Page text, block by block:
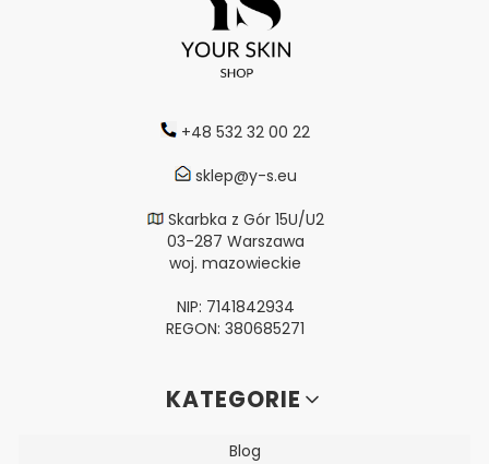
+48 532 32 00 22
sklep@y-s.eu
Skarbka z Gór 15U/U2
03-287 Warszawa
woj. mazowieckie
NIP: 7141842934
REGON: 380685271
Linki w stopceKATEGORIE
Blog